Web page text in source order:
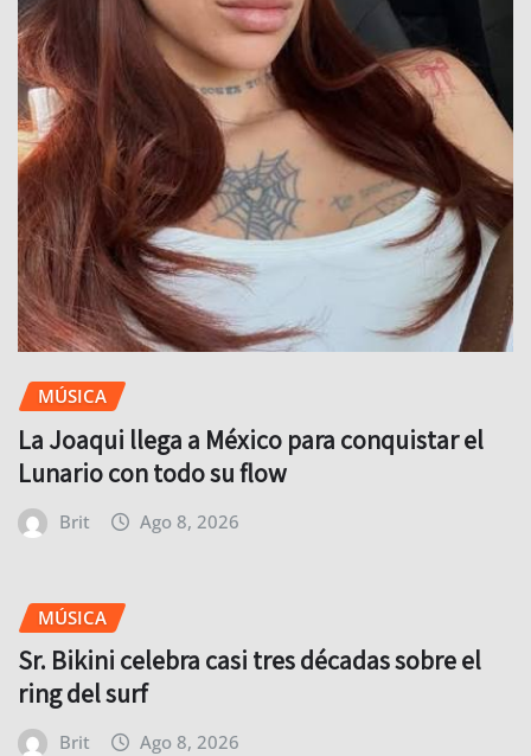
MÚSICA
La Joaqui llega a México para conquistar el
Lunario con todo su flow
Brit Ago 8, 2026
MÚSICA
Sr. Bikini celebra casi tres décadas sobre el
ring del surf
Brit Ago 8, 2026